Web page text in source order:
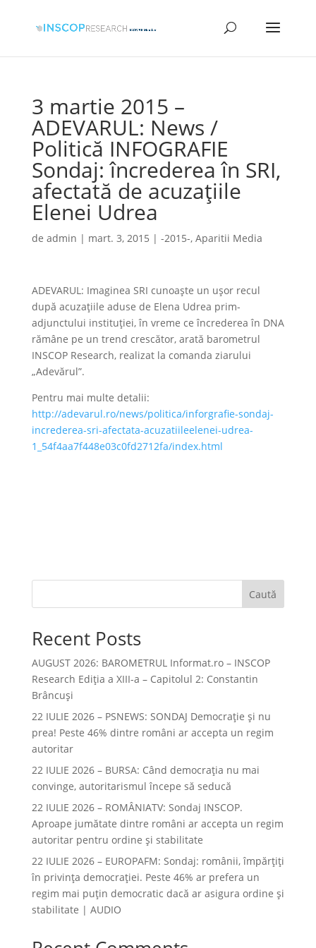
3 martie 2015 –
ADEVARUL: News /
Politică INFOGRAFIE
Sondaj: încrederea în SRI,
afectată de acuzaţiile
Elenei Udrea
de admin | mart. 3, 2015 | -2015-, Aparitii Media
ADEVARUL: Imaginea SRI cunoaşte un uşor recul
după acuzaţiile aduse de Elena Udrea prim-
adjunctului instituţiei, în vreme ce încrederea în DNA
rămâne pe un trend crescător, arată barometrul
INSCOP Research, realizat la comanda ziarului
„Adevărul”.
Pentru mai multe detalii:
http://adevarul.ro/news/politica/inforgrafie-sondaj-
increderea-sri-afectata-acuzatiileelenei-udrea-
1_54f4aa7f448e03c0fd2712fa/index.html
Caută
Recent Posts
AUGUST 2026: BAROMETRUL Informat.ro – INSCOP
Research Ediția a XIII-a – Capitolul 2: Constantin
Brâncuși
22 IULIE 2026 – PSNEWS: SONDAJ Democrație și nu
prea! Peste 46% dintre români ar accepta un regim
autoritar
22 IULIE 2026 – BURSA: Când democraţia nu mai
convinge, autoritarismul începe să seducă
22 IULIE 2026 – ROMÂNIATV: Sondaj INSCOP.
Aproape jumătate dintre români ar accepta un regim
autoritar pentru ordine și stabilitate
22 IULIE 2026 – EUROPAFM: Sondaj: românii, împărțiți
în privința democrației. Peste 46% ar prefera un
regim mai puțin democratic dacă ar asigura ordine și
stabilitate | AUDIO